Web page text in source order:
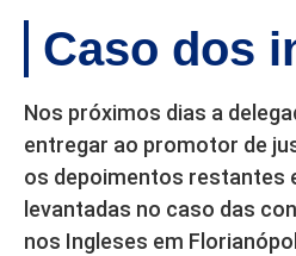
Caso dos
Nos próximos dias a
entregar ao promotor de
os depoimentos restantes
levantadas no caso das
nos Ingleses em